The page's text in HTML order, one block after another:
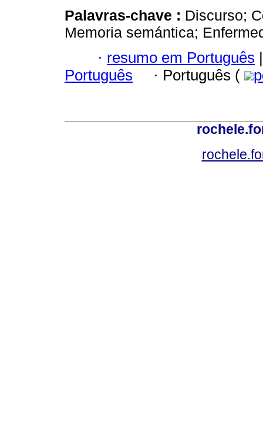
Palavras-chave : Discurso;
Memoria semántica;
· resumo em Português |
Português
· Português (